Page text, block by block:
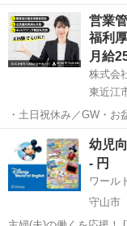
ト体制】が整っている
す！ ＼家事や育児と両立OK♪30～50代女性活躍中／ 「家庭も大切に
しながら、 やりがいを
滋賀 高島市 営
営業
福利
月給
株式会
東近江
・土日祝休み／GW・
て】 エー・オー・シー
する派遣会社です。 空
とりが最も活躍できる企
東近江市
幼児
- 円
ワール
守山市